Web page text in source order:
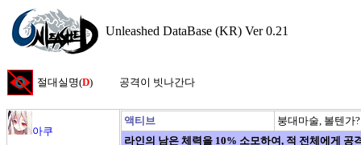
Unleashed DataBase (KR) Ver 0.21
절대실명(D) 공격이 빗나간다
아쿠
액티브
붕대마술, 볼텐가?
라인의 남은 체력을 10% 소모하여, 적 전체에게